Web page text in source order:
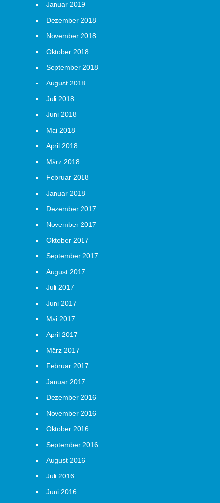
Januar 2019
Dezember 2018
November 2018
Oktober 2018
September 2018
August 2018
Juli 2018
Juni 2018
Mai 2018
April 2018
März 2018
Februar 2018
Januar 2018
Dezember 2017
November 2017
Oktober 2017
September 2017
August 2017
Juli 2017
Juni 2017
Mai 2017
April 2017
März 2017
Februar 2017
Januar 2017
Dezember 2016
November 2016
Oktober 2016
September 2016
August 2016
Juli 2016
Juni 2016